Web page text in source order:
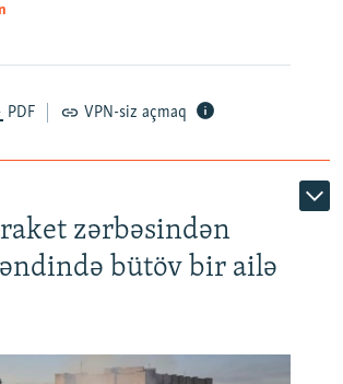
PDF VPN-siz açmaq
zərbəsindən
bütöv bir ailə